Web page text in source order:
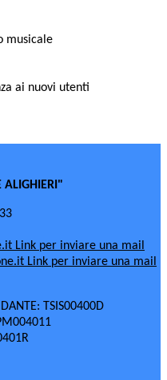
musicale
ai nuovi utenti
ALIGHIERI"
Link per inviare una mail
Link per inviare una mail
TSIS00400D